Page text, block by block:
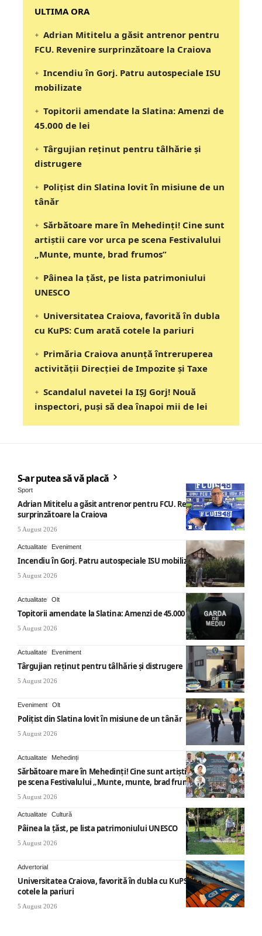
‎‎‎‎‎‎‎ULTIMA ORA
Adrian Mititelu a găsit antrenor pentru
FCU. Revenire surprinzătoare la Craiova
Incendiu în Gorj. Patru autospeciale ISU
mobilizate
Topitorii amendate la Slatina: Amenzi de
45.000 de lei
Târgujian reținut pentru tâlhărie și
distrugere
Polițist din Slatina lovit în misiune de un
tânăr
Sărbătoare mare în Mehedinți! Cine sunt
artiștii care vor urca pe scena Festivalului
„Munte, munte, brad frumos”
Pâinea la țăst, pe lista patrimoniului
UNESCO
Universitatea Craiova, favorită în dubla
cu KuPS: Cum arată cotele la pariuri
Primăria Craiova anunță întreruperea
activității Direcției de Impozite și Taxe
Scandalul navetei la IȘJ Gorj! Nouă
inspectori, puși să dea înapoi mii de lei
S-ar putea să vă placă
Sport
Adrian Mititelu a găsit antrenor pentru FCU. Revenire
surprinzătoare la Craiova
5 August 2026
Actualitate Eveniment
Incendiu în Gorj. Patru autospeciale ISU mobilizate
5 August 2026
Actualitate Olt
Topitorii amendate la Slatina: Amenzi de 45.000 de lei
5 August 2026
Actualitate Eveniment
Târgujian reținut pentru tâlhărie și distrugere
5 August 2026
Eveniment Olt
Polițist din Slatina lovit în misiune de un tânăr
5 August 2026
Actualitate Mehedinți
Sărbătoare mare în Mehedinți! Cine sunt artiștii care vor urca
pe scena Festivalului „Munte, munte, brad frumos”
5 August 2026
Actualitate Cultură
Pâinea la țăst, pe lista patrimoniului UNESCO
5 August 2026
Advertorial
Universitatea Craiova, favorită în dubla cu KuPS: Cum arată
cotele la pariuri
5 August 2026